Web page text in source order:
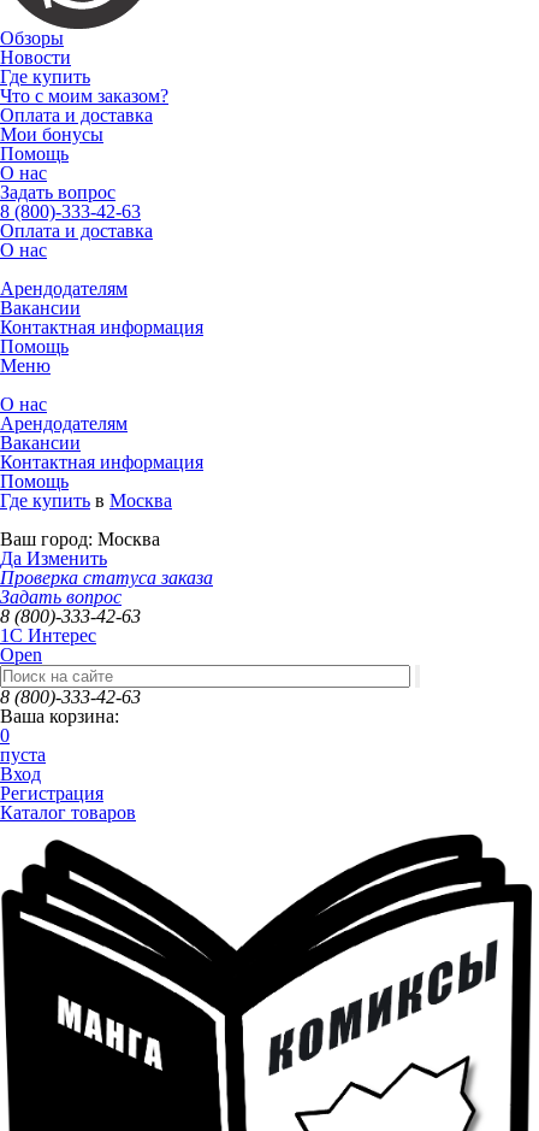
Обзоры
Новости
Где купить
Что с моим заказом?
Оплата и доставка
Мои бонусы
Помощь
О нас
Задать вопрос
8 (800)-333-42-63
Оплата и доставка
О нас
Арендодателям
Вакансии
Контактная информация
Помощь
Меню
О нас
Арендодателям
Вакансии
Контактная информация
Помощь
Где купить в Москва
Ваш город: Москва
Да Изменить
Проверка статуса заказа
Задать вопрос
8 (800)-333-42-63
1C Интерес
Open
8 (800)-333-42-63
Ваша корзина:
0
пуста
Вход
Регистрация
Каталог товаров